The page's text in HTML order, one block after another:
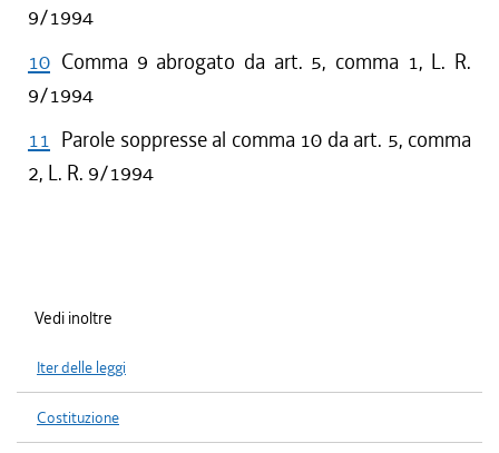
9/1994
10 Comma 9 abrogato da art. 5, comma 1, L. R.
9/1994
11 Parole soppresse al comma 10 da art. 5, comma
2, L. R. 9/1994
Vedi inoltre
Iter delle leggi
Costituzione